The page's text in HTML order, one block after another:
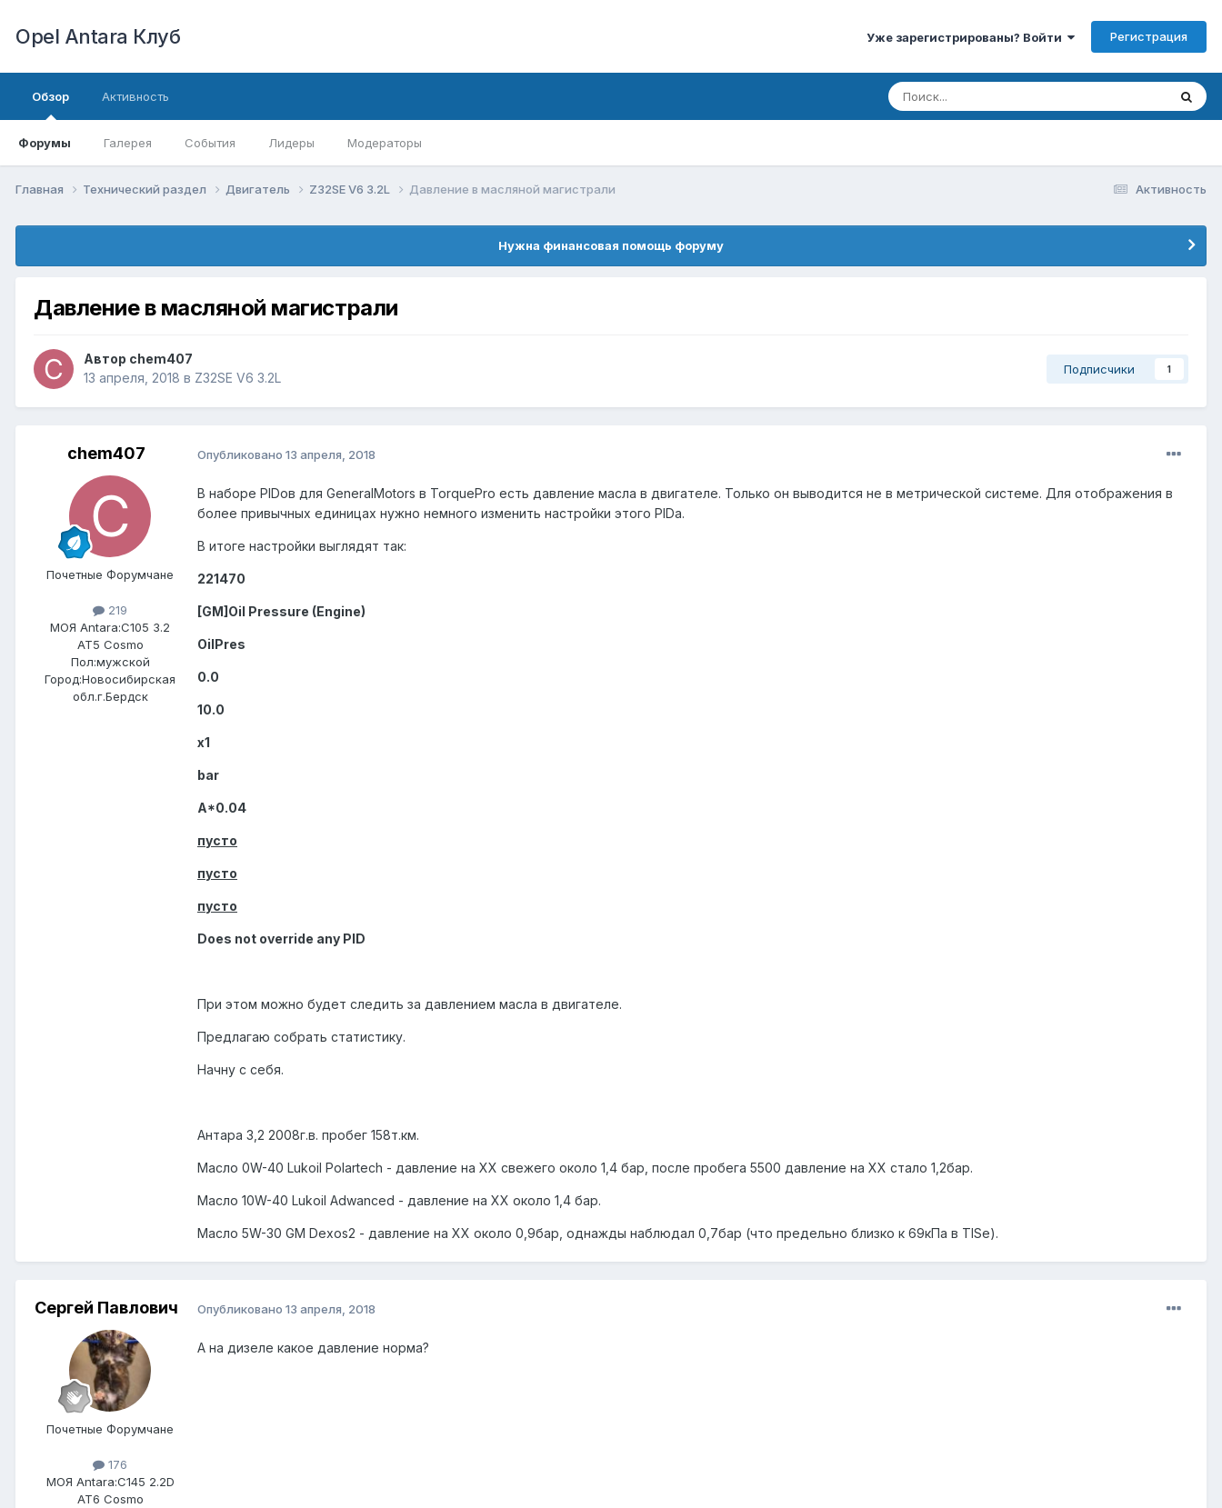
Opel Antara Клуб Уже зарегистрированы? Войти Регистрация
Обзор
Форумы Галерея События Лидеры Модераторы
Активность
Активность
Главная Технический раздел Двигатель Z32SE V6 3.2L Давление в масляной магистрали
Нужна финансовая помощь форуму
Давление в масляной магистрали
Автор chem407
13 апреля, 2018 в Z32SE V6 3.2L
Подписчики 1
chem407
Почетные Форумчане
219
МОЯ Antara:C105 3.2
AT5 Cosmo
Пол:мужской
Город:Новосибирская
обл.г.Бердск
Опубликовано 13 апреля, 2018
В наборе PIDов для GeneralMotors в TorquePro есть давление масла в двигателе. Только он выводится не в метрической системе. Для отображения в
более привычных единицах нужно немного изменить настройки этого PIDа.
В итоге настройки выглядят так:
221470
[GM]Oil Pressure (Engine)
OilPres
0.0
10.0
x1
bar
A*0.04
пусто
пусто
пусто
Does not override any PID
При этом можно будет следить за давлением масла в двигателе.
Предлагаю собрать статистику.
Начну с себя.
Антара 3,2 2008г.в. пробег 158т.км.
Масло 0W-40 Lukoil Polartech - давление на ХХ свежего около 1,4 бар, после пробега 5500 давление на ХХ стало 1,2бар.
Масло 10W-40 Lukoil Adwanced - давление на ХХ около 1,4 бар.
Масло 5W-30 GM Dexos2 - давление на ХХ около 0,9бар, однажды наблюдал 0,7бар (что предельно близко к 69кПа в TISе).
Сергей Павлович
Почетные Форумчане
176
МОЯ Antara:C145 2.2D
AT6 Cosmo
Опубликовано 13 апреля, 2018
А на дизеле какое давление норма?